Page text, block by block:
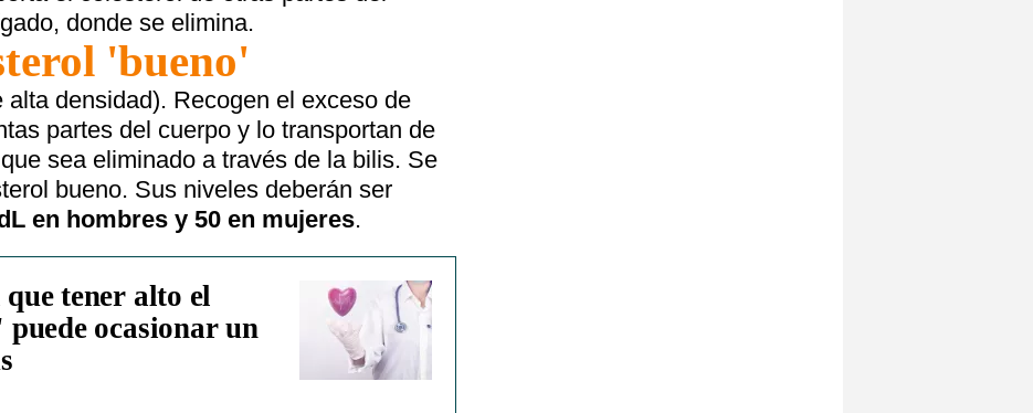
donde se elimina.
'bueno'
alta densidad). Recogen el exceso de
partes del cuerpo y lo transportan de
sea eliminado a través de la bilis. Se
bueno. Sus niveles deberán ser
en hombres y 50 en mujeres.
tener alto el
ocasionar un